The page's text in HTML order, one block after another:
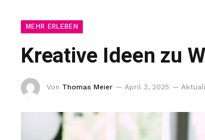
MEHR ERLEBEN
Kreative Ideen zu
Von Thomas Meier April 3, 2025